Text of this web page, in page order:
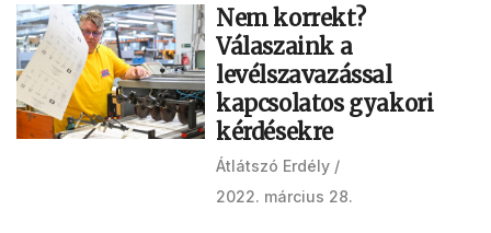
Nem korrekt?
Válaszaink a
levélszavazással
kapcsolatos gyakori
kérdésekre
Átlátszó Erdély
2022. március 28.